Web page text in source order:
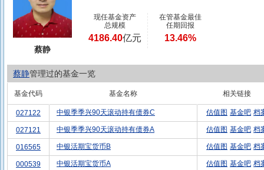
蔡静
现任基金资产
总规模
4186.40亿元
在管基金最佳
任期回报
13.46%
蔡静管理过的基金一览
基金代码 基金名称 相关链接
027122 中银季季兴90天滚动持有债券C 估值图 基金吧 档
027121 中银季季兴90天滚动持有债券A 估值图 基金吧 档
016565 中银活期宝货币B 估值图 基金吧 档
000539 中银活期宝货币A 估值图 基金吧 档